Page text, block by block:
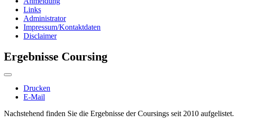
Links
Administrator
Impressum/Kontaktdaten
Disclaimer
Ergebnisse Coursing
Drucken
E-Mail
Nachstehend finden Sie die Ergebnisse der Coursings seit 2010 aufgelistet.